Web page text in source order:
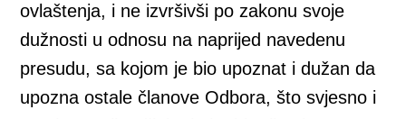
ovlaštenja, i ne izvršivši po zakonu svoje
dužnosti u odnosu na naprijed navedenu
presudu, sa kojom je bio upoznat i dužan da
upozna ostale članove Odbora, što svjesno i